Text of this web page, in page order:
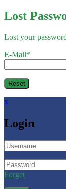
Lost
Lost your
E-Mail*
x
Login
Forget